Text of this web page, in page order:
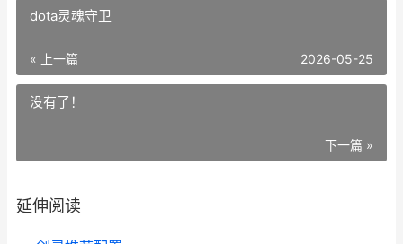
dota灵魂守卫
« 上一篇 2026-05-25
没有了！
下一篇 »
延伸阅读